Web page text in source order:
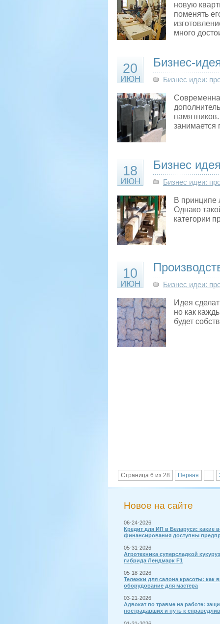
новую
поменять
много
20
ИЮН
Бизнес-
Бизнес идеи:
занимается
18
ИЮН
Бизнес
Бизнес идеи:
В принципе
Однако
категории
10
ИЮН Бизнес идеи:
Идея
но как
будет
Страница 6 из 28 Первая ...
Новое на сайте
06-24-2026
Кредит для ИП в Беларуси: какие
финансирования доступны
05-31-2026
Агротехника суперсладкой
гибрида Лендмарк F1
05-18-2026
Тележки для салона красоты: как
оборудование для мастера
03-21-2026
Адвокат по травме на работе:
пострадавших и путь к